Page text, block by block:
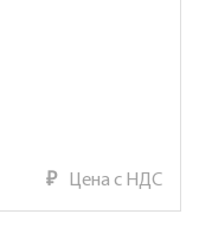
₽ Цена с НДС